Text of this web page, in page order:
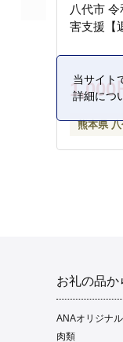
八代市
害支援【
1,000
熊本県
お礼の品か
ANAオリジナル
肉類
当サイト
詳細につ